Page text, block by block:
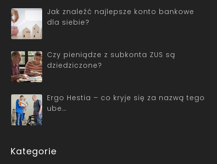
Jak znaleźć najlepsze konto bankowe
dla siebie?
Czy pieniądze z subkonta ZUS są
dziedziczone?
Ergo Hestia – co kryje się za nazwą tego
ube…
Kategorie